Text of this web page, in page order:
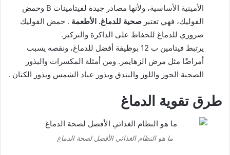
الأمينية الأساسية، ولأنها مصادر جيدة لفيتامينات B وحمض
الفوليك، فهي تعتبر صحية للدماغ. الأطعمة . حمض الفوليك
ضروري للدماغ للحفاظ على الذاكرة والتركيز.
يرتبط فيتامين ب 12
بوظيفة أفضل للدماغ، ونقصه يسبب
أمراضًا مثل مرض الزهايمر. ومن أمثلة المكسرات والبذور
الصحية الجوز واللوز والبندق وبذور عباد الشمس وبذور الكتان .
طرق تقوية الدماغ
ما هو النظام الغذائي الأفضل لصحة الدماغ